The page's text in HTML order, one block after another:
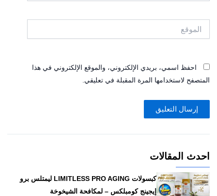
احفظ اسمي، بريدي الإلكتروني، والموقع الإلكتروني في هذا
المتصفح لاستخدامها المرة المقبلة في تعليقي.
احدث المقالات
كبسولات LIMITLESS PRO AGING ليمتلس برو
إيجينج كومبلكس – لمكافحة الشيخوخة